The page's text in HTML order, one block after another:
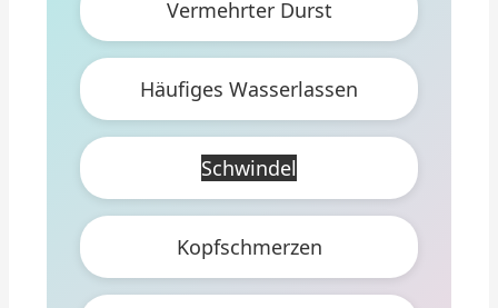
Vermehrter Durst
Häufiges Wasserlassen
Schwindel
Kopfschmerzen